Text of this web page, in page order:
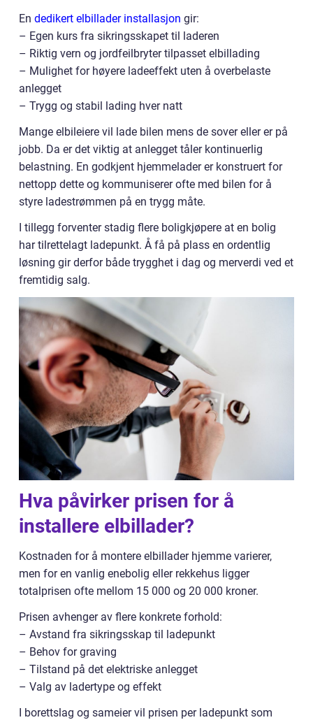
En dedikert elbillader installasjon gir:
– Egen kurs fra sikringsskapet til laderen
– Riktig vern og jordfeilbryter tilpasset elbillading
– Mulighet for høyere ladeeffekt uten å overbelaste
anlegget
– Trygg og stabil lading hver natt
Mange elbileiere vil lade bilen mens de sover eller er på
jobb. Da er det viktig at anlegget tåler kontinuerlig
belastning. En godkjent hjemmelader er konstruert for
nettopp dette og kommuniserer ofte med bilen for å
styre ladestrømmen på en trygg måte.
I tillegg forventer stadig flere boligkjøpere at en bolig
har tilrettelagt ladepunkt. Å få på plass en ordentlig
løsning gir derfor både trygghet i dag og merverdi ved et
fremtidig salg.
Hva påvirker prisen for å
installere elbillader?
Kostnaden for å montere elbillader hjemme varierer,
men for en vanlig enebolig eller rekkehus ligger
totalprisen ofte mellom 15 000 og 20 000 kroner.
Prisen avhenger av flere konkrete forhold:
– Avstand fra sikringsskap til ladepunkt
– Behov for graving
– Tilstand på det elektriske anlegget
– Valg av ladertype og effekt
I borettslag og sameier vil prisen per ladepunkt som